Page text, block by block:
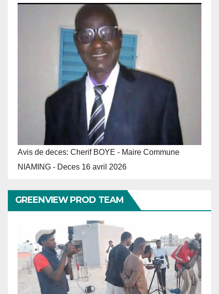
Avis de deces: Cherif BOYE - Maire Commune
NIAMING - Deces 16 avril 2026
GREENVIEW PROD TEAM